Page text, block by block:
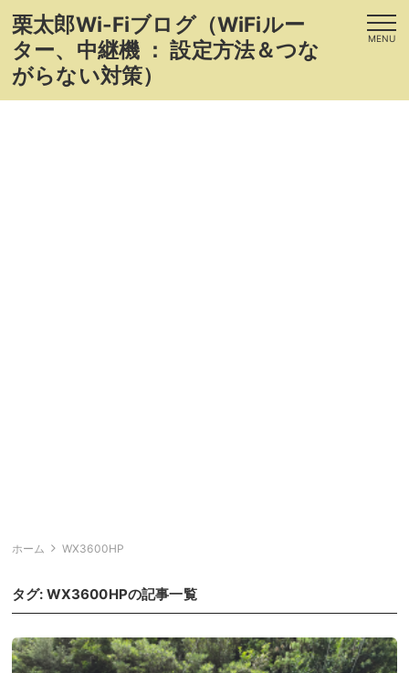
栗太郎Wi-Fiブログ（WiFiルー
ター、中継機 ： 設定方法＆つな
がらない対策）
MENU
ホーム WX3600HP
タグ: WX3600HPの記事一覧